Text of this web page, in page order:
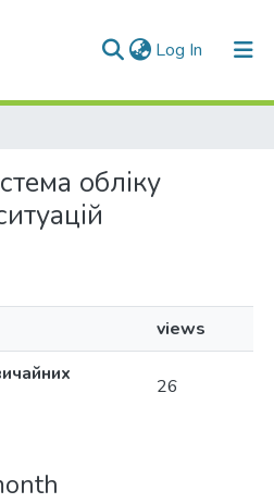
Log In (current)
обліку
views
26